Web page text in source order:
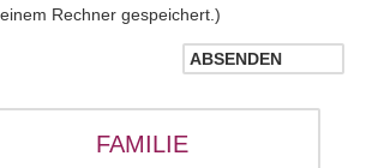
Rechner gespeichert.)
FAMILIE